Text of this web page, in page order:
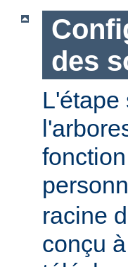
des
L'étape
racine
conçu